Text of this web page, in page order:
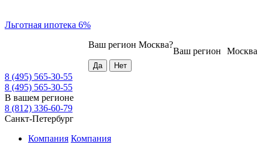
Льготная ипотека 6%
Москва
Ваш регион
Ваш регион Москва?
8 (495) 565-30-55
8 (495) 565-30-55
В вашем регионе
8 (812) 336-60-79
Санкт-Петербург
Компания Компания